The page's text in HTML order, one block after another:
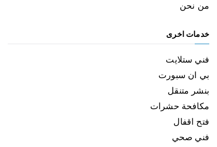
من نحن
خدمات اخرى
فني ستلايت
بي ان سبورت
بنشر متنقل
مكافحة حشرات
فتح اقفال
فني صحي